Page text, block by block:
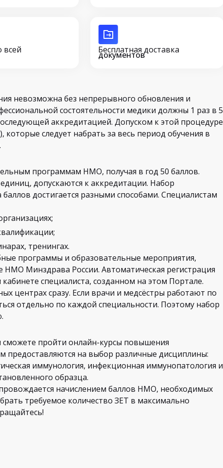
всей Бесплатная доставка
документов
невозможна без непрерывного обновления и
состоятельности медики должны 1 раз в 5
аккредитацией. Допуском к этой процедуре
следует набрать за весь период обучения в
программам НМО, получая в год 50 баллов.
допускаются к аккредитации. Набор
достигается разными способами. Специалистам
тренингах.
программы и образовательные мероприятия,
Минздрава России. Автоматическая регистрация
специалиста, созданном на этом Портале.
центрах сразу. Если врачи и медсёстры работают по
отдельно по каждой специальности. Поэтому набор
пройти онлайн-курсы повышения
на выбор различные дисциплины:
иммунология, инфекционная иммунопатология и
образца.
начислением баллов НМО, необходимых
требуемое количество ЗЕТ в максимально